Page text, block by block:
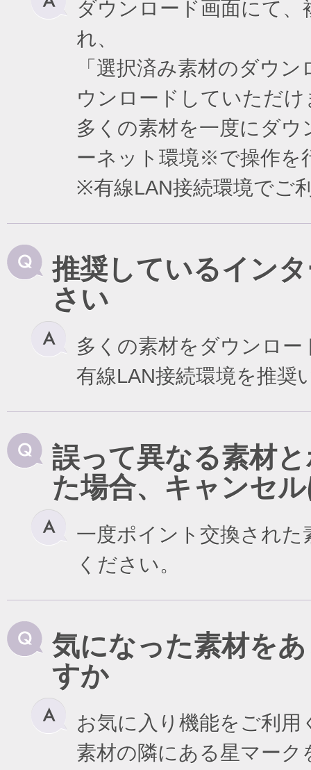
ダウンロード画面にて
れ、
「選択済み素材のダウ
ウンロードしていただけ
多くの素材を一度にダ
ーネット環境※で操作を
※有線LAN接続環境でご
推奨しているイン
さい
多くの素材をダウンロ
有線LAN接続環境を推奨
誤って異なる素材
た場合、キャンセ
一度ポイント交換され
ください。
気になった素材を
すか
お気に入り機能をご利用
素材の隣にある星マー